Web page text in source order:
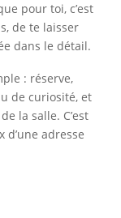
pour toi, c’est
de te laisser
dans le détail.
: réserve,
de curiosité, et
la salle. C’est
d’une adresse